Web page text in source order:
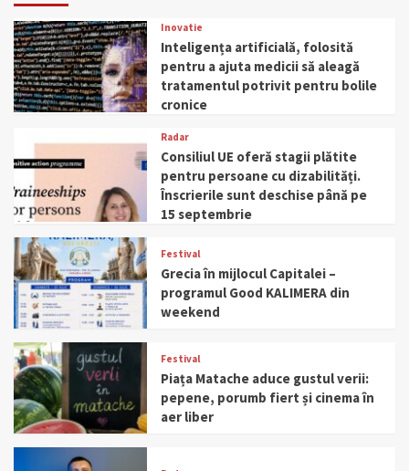
Inovatie
Inteligența artificială, folosită
pentru a ajuta medicii să aleagă
tratamentul potrivit pentru bolile
cronice
Radar
Consiliul UE oferă stagii plătite
pentru persoane cu dizabilități.
Înscrierile sunt deschise până pe
15 septembrie
Festival
Grecia în mijlocul Capitalei –
programul Good KALIMERA din
weekend
Festival
Piața Matache aduce gustul verii:
pepene, porumb fiert și cinema în
aer liber